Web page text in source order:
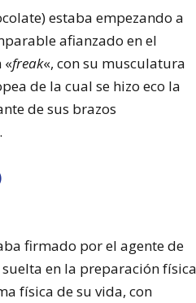
estaba empezando a
afianzado en el
«freak«, con su musculatura
de la cual se hizo eco la
de sus brazos
firmado por el agente de
en la preparación
física de su vida, con